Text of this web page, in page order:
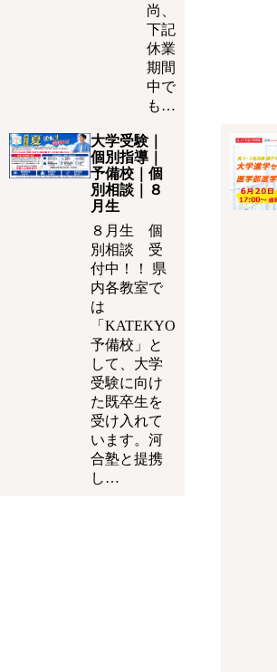
尚、
下記
休業
期間
中で
も…
大学受験｜
個別指導｜
予備校｜個
別相談｜８
月生
８月生 個
別相談 受
付中！！ 県
内各教室で
は
「KATEKYO
予備校」と
して、大学
受験に向け
た既卒生を
受け入れて
います。河
合塾と提携
し…